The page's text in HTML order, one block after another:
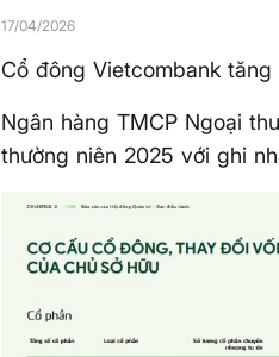
17/04/2026
Cổ đông Vietcombank
Ngân hàng TMCP Ngoại
thường niên 2025 với ghi